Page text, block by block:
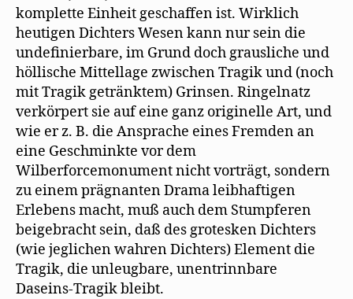
komplette Einheit geschaffen ist. Wirklich
heutigen Dichters Wesen kann nur sein die
undefinierbare, im Grund doch grausliche und
höllische Mittellage zwischen Tragik und (noch
mit Tragik getränktem) Grinsen. Ringelnatz
verkörpert sie auf eine ganz originelle Art, und
wie er z. B. die Ansprache eines Fremden an
eine Geschminkte vor dem
Wilberforcemonument nicht vorträgt, sondern
zu einem prägnanten Drama leibhaftigen
Erlebens macht, muß auch dem Stumpferen
beigebracht sein, daß des grotesken Dichters
(wie jeglichen wahren Dichters) Element die
Tragik, die unleugbare, unentrinnbare
Daseins-Tragik bleibt.